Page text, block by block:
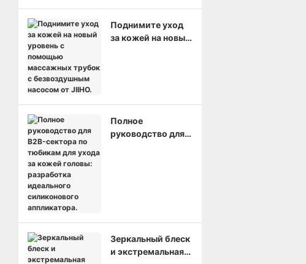
Поднимите уход
за кожей на новый
Полное
руководство для
силиконового
аппликатора.
Зеркальный блеск
и экстремальная